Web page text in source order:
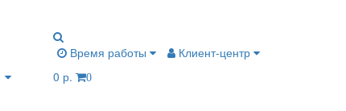
Время работы Клиент-центр
0 р. 0